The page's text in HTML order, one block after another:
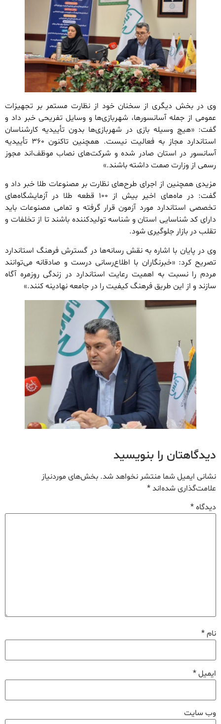
وی در بخش دیگری از سخنان خود از نظارت مستمر بر تجهیزات
عمومی از جمله آسانسورها، شهربازی‌ها و وسایل تفریحی خبر داد و
گفت: «هیچ وسیله بازی در شهربازی‌ها بدون تأییدیه کارشناسان
استاندارد مجاز به فعالیت نیست. همچنین تاکنون ۳۶۰ تأییدیه
آسانسور در استان صادر شده و شرکت‌های نصاب موظف‌اند مجوز
رسمی از وزارت صمت داشته باشند.»
مزیدی همچنین از اجرای طرح‌های نظارت بر مصنوعات طلا خبر داد و
گفت: در ماه‌های اخیر بیش از ۱۰۰ قطعه طلا در آزمایشگاه‌های
تخصصی استاندارد مورد آزمون قرار گرفته و تمامی مصنوعات باید
دارای کد شناسایی استان و شناسه تولیدکننده باشند تا از تخلفات و
تقلب در بازار جلوگیری شود.
وی در پایان با اشاره به نقش رسانه‌ها در گسترش فرهنگ استاندارد
تصریح کرد: «خبرنگاران با اطلاع‌رسانی درست و صادقانه می‌توانند
مردم را نسبت به اهمیت رعایت استاندارد در زندگی روزمره آگاه
سازند و از این طریق فرهنگ کیفیت را در جامعه نهادینه کنند.»
دیدگاهتان را بنویسید
نشانی ایمیل شما منتشر نخواهد شد. بخش‌های موردنیاز
علامت‌گذاری شده‌اند*
دیدگاه*
نام*
ایمیل*
وب‌ سایت